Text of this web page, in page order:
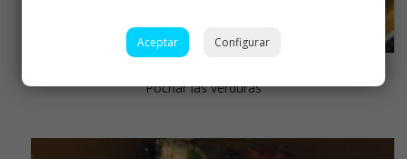
Pochar las verduras
Aceptar Configurar